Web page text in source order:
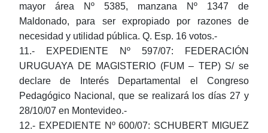
mayor área Nº 5385, manzana Nº 1347 de
Maldonado, para ser expropiado por razones de
necesidad y utilidad pública. Q. Esp. 16 votos.-
11.- EXPEDIENTE Nº 597/07: FEDERACIÓN
URUGUAYA DE MAGISTERIO (FUM – TEP) S/ se
declare de Interés Departamental el Congreso
Pedagógico Nacional, que se realizará los días 27 y
28/10/07 en Montevideo.-
12.- EXPEDIENTE Nº 600/07: SCHUBERT MIGUEZ